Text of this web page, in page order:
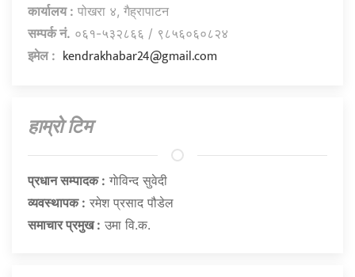
कार्यालय : पोखरा ४, गैह्रापाटन
सम्पर्क नं. ०६१-५३२८६६ / ९८५६०६०८२४
इमेल : kendrakhabar24@gmail.com
हाम्राे टिम
प्रधान सम्पादक : गाेविन्द सुवेदी
व्यवस्थापक : रमेश प्रसाद पौडेल
समाचार प्रमुख : उमा वि.क.